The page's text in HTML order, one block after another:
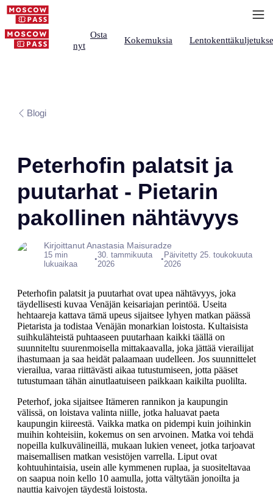
Osta
nyt
Kokemuksia
Blogi
Peterhofin palatsit ja
puutarhat - Pietarin
pakollinen nähtävyys
Kirjoittanut Anastasia Maisuradze
15 min
lukuaikaa
•30. tammikuuta
2026
• Päivitetty 25. toukokuuta
2026
Peterhofin palatsit ja puutarhat ovat upea nähtävyys, joka
täydellisesti kuvaa Venäjän keisariajan perintöä. Useita
hehtaareja kattava tämä upeus sijaitsee lyhyen matkan päässä
Pietarista ja todistaa Venäjän monarkian loistosta. Kultaisista
suihkulähteistä puhtaaseen puutarhaan kaikki täällä on
suunniteltu suurenmoisella mittakaavalla, joka jättää vierailijat
ihastumaan ja saa heidät palaamaan uudelleen. Jos suunnittelet
vierailua, varaa riittävästi aikaa tutustumiseen, jotta pääset
tutustumaan tähän ainutlaatuiseen paikkaan kaikilta puolilta.
Peterhof, joka sijaitsee Itämeren rannikon ja kaupungin
välissä, on loistava valinta niille, jotka haluavat paeta
kaupungin kiireestä. Vaikka matka on pidempi kuin joihinkin
muihin kohteisiin, kokemus on sen arvoinen. Matka voi tehdä
nopeilla kulkuvälineillä, mukaan lukien veneet, jotka tarjoavat
maisemallisen matkan vesistöjen varrella. Liput ovat
kohtuuhintaisia, usein alle kymmenen ruplaa, ja suositeltavaa
on saapua noin kello 10 aamulla, jotta vältytään jonoilta ja
nauttia kaivojen täydestä loistosta.